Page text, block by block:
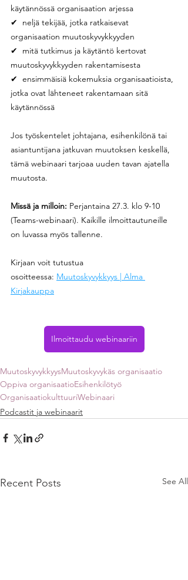
käytännössä organisaation arjessa
✔  neljä tekijää, jotka ratkaisevat
organisaation muutoskyvykkyyden
✔  mitä tutkimus ja käytäntö kertovat
muutoskyvykkyyden rakentamisesta
✔  ensimmäisiä kokemuksia organisaatioista,
jotka ovat lähteneet rakentamaan sitä
käytännössä
Jos työskentelet johtajana, esihenkilönä tai
asiantuntijana jatkuvan muutoksen keskellä,
tämä webinaari tarjoaa uuden tavan ajatella
muutosta.
Missä ja milloin: Perjantaina 27.3. klo 9-10
(Teams-webinaari). Kaikille ilmoittautuneille
on luvassa myös tallenne.
Kirjaan voit tutustua
osoitteessa: Muutoskyvykkyys | Alma
Kirjakauppa
Ilmoittaudu webinaariin
MuutoskyvykkyysMuutoskyvykäs organisaatio
Oppiva organisaatioEsihenkilötyö
OrganisaatiokulttuuriWebinaari
Podcastit ja webinaarit
Recent Posts See All